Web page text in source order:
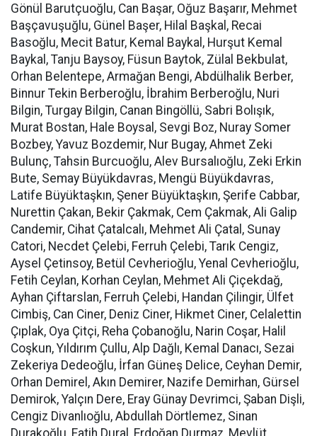
Gönül Barutçuoğlu, Can Başar, Oğuz Başarır, Mehmet
Başçavuşuğlu, Günel Başer, Hilal Başkal, Recai
Basoğlu, Mecit Batur, Kemal Baykal, Hurşut Kemal
Baykal, Tanju Baysoy, Füsun Baytok, Zülal Bekbulat,
Orhan Belentepe, Armağan Bengi, Abdülhalik Berber,
Binnur Tekin Berberoğlu, İbrahim Berberoğlu, Nuri
Bilgin, Turgay Bilgin, Canan Bingöllü, Sabri Bolışık,
Murat Bostan, Hale Boysal, Sevgi Boz, Nuray Somer
Bozbey, Yavuz Bozdemir, Nur Bugay, Ahmet Zeki
Bulunç, Tahsin Burcuoğlu, Alev Bursalıoğlu, Zeki Erkin
Bute, Semay Büyükdavras, Mengü Büyükdavras,
Latife Büyüktaşkın, Şener Büyüktaşkın, Şerife Cabbar,
Nurettin Çakan, Bekir Çakmak, Cem Çakmak, Ali Galip
Candemir, Cihat Çatalcalı, Mehmet Ali Çatal, Sunay
Catori, Necdet Çelebi, Ferruh Çelebi, Tarık Cengiz,
Aysel Çetinsoy, Betül Cevherioğlu, Yenal Cevherioğlu,
Fetih Ceylan, Korhan Ceylan, Mehmet Ali Çiçekdağ,
Ayhan Çiftarslan, Ferruh Çelebi, Handan Çilingir, Ülfet
Cimbiş, Can Ciner, Deniz Ciner, Hikmet Ciner, Celalettin
Çıplak, Oya Çitçi, Reha Çobanoğlu, Narin Coşar, Halil
Coşkun, Yıldırım Çullu, Alp Dağlı, Kemal Danacı, Sezai
Zekeriya Dedeoğlu, İrfan Güneş Delice, Ceyhan Demir,
Orhan Demirel, Akın Demirer, Nazife Demirhan, Gürsel
Demirok, Yalçın Dere, Eray Günay Devrimci, Şaban Dişli,
Cengiz Divanlıoğlu, Abdullah Dörtlemez, Sinan